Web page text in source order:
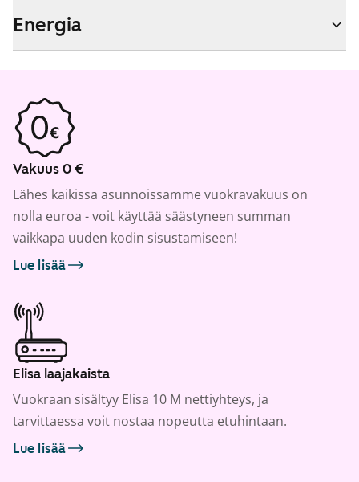
Energia
Vakuus 0 €
Lähes kaikissa asunnoissamme vuokravakuus on
nolla euroa - voit käyttää säästyneen summan
vaikkapa uuden kodin sisustamiseen!
Lue lisää
Elisa laajakaista
Vuokraan sisältyy Elisa 10 M nettiyhteys, ja
tarvittaessa voit nostaa nopeutta etuhintaan.
Lue lisää